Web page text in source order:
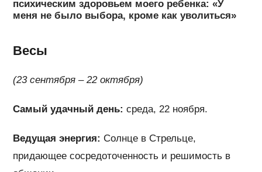
психическим здоровьем моего ребенка: «У
меня не было выбора, кроме как уволиться»
Весы
(23 сентября – 22 октября)
Самый удачный день: среда, 22 ноября.
Ведущая энергия: Солнце в Стрельце,
придающее сосредоточенность и решимость в